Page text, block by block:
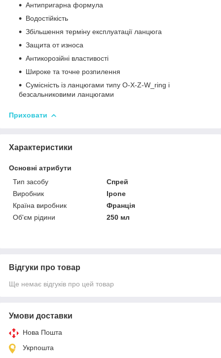
Антипригарна формула
Водостійкість
Збільшення терміну експлуатації ланцюга
Защита от износа
Антикорозійні властивості
Широке та точне розпилення
Сумісність із ланцюгами типу O-X-Z-W_ring і
безсальниковими ланцюгами
Приховати
Характеристики
Основні атрибути
Тип засобу
Спрей
Виробник
Ipone
Країна виробник
Франція
Об'єм рідини
250 мл
Відгуки про товар
Ще немає відгуків про цей товар
Умови доставки
Нова Пошта
Укрпошта